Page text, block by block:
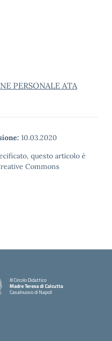
PERSONALE ATA
10.03.2020
questo articolo è
Commons
III Circolo Didattico
Madre Teresa di Calcutta
Casalnuovo di Napoli
— Visita la pagina iniziale della scuola